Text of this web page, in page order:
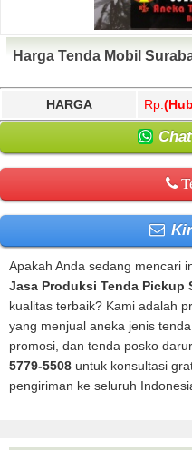
Harga Tenda Mobil
HARGA Rp.
Apakah Anda sedang mencari
Jasa Produksi Tenda Pickup
kualitas terbaik? Kami adalah
yang menjual aneka jenis
promosi, dan tenda posko
5779-5508 untuk konsultasi
pengiriman ke seluruh